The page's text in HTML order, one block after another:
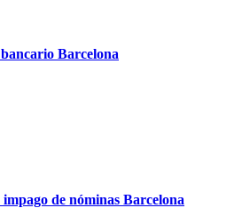
Barcelona
de nóminas Barcelona